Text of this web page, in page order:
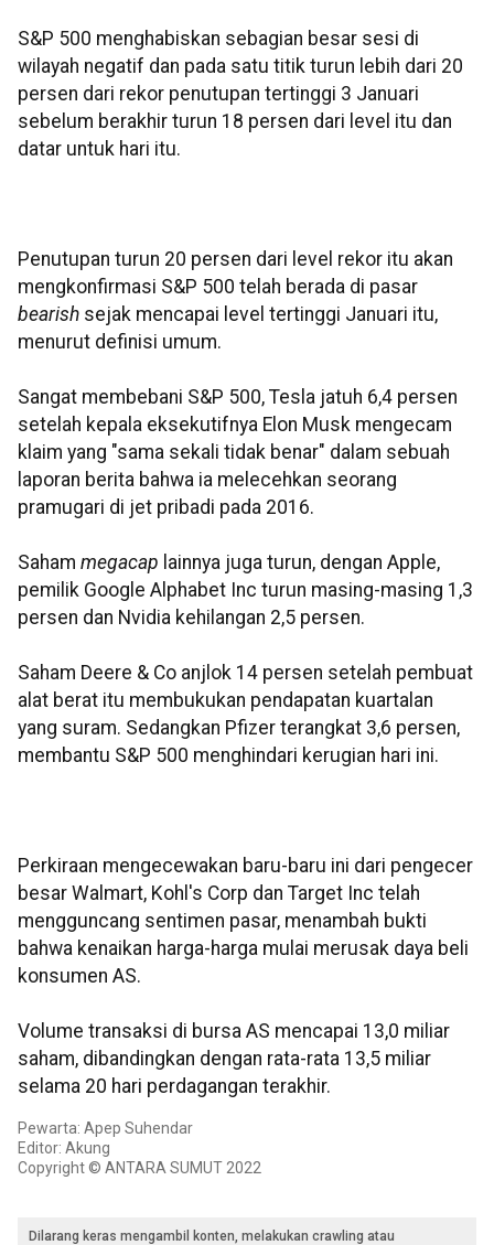
S&P 500 menghabiskan sebagian besar sesi di
wilayah negatif dan pada satu titik turun lebih dari 20
persen dari rekor penutupan tertinggi 3 Januari
sebelum berakhir turun 18 persen dari level itu dan
datar untuk hari itu.
Penutupan turun 20 persen dari level rekor itu akan
mengkonfirmasi S&P 500 telah berada di pasar
bearish sejak mencapai level tertinggi Januari itu,
menurut definisi umum.
Sangat membebani S&P 500, Tesla jatuh 6,4 persen
setelah kepala eksekutifnya Elon Musk mengecam
klaim yang "sama sekali tidak benar" dalam sebuah
laporan berita bahwa ia melecehkan seorang
pramugari di jet pribadi pada 2016.
Saham megacap lainnya juga turun, dengan Apple,
pemilik Google Alphabet Inc turun masing-masing 1,3
persen dan Nvidia kehilangan 2,5 persen.
Saham Deere & Co anjlok 14 persen setelah pembuat
alat berat itu membukukan pendapatan kuartalan
yang suram. Sedangkan Pfizer terangkat 3,6 persen,
membantu S&P 500 menghindari kerugian hari ini.
Perkiraan mengecewakan baru-baru ini dari pengecer
besar Walmart, Kohl's Corp dan Target Inc telah
mengguncang sentimen pasar, menambah bukti
bahwa kenaikan harga-harga mulai merusak daya beli
konsumen AS.
Volume transaksi di bursa AS mencapai 13,0 miliar
saham, dibandingkan dengan rata-rata 13,5 miliar
selama 20 hari perdagangan terakhir.
Pewarta: Apep Suhendar
Editor: Akung
Copyright © ANTARA SUMUT 2022
Dilarang keras mengambil konten, melakukan crawling atau